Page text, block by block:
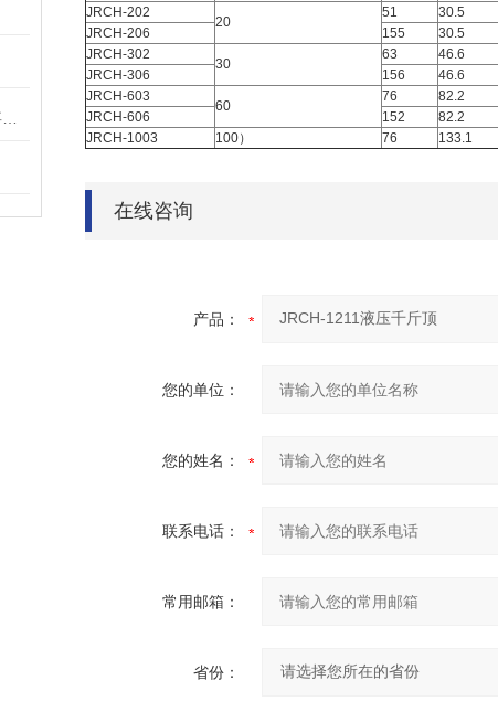
JRCH-202
20
51 30.5
JRCH-206
155 30.5
JRCH-302
30
63 46.6
JRCH-306
156 46.6
JRCH-603
60
76 82.2
JRCH-606
152 82.2
JRCH-1003
100） 76 133.1
在线咨询
产品：
您的单位：
您的姓名：
联系电话：
常用邮箱：
省份：